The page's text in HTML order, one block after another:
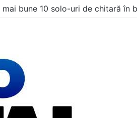
mai bune 10 solo-uri de chitară în